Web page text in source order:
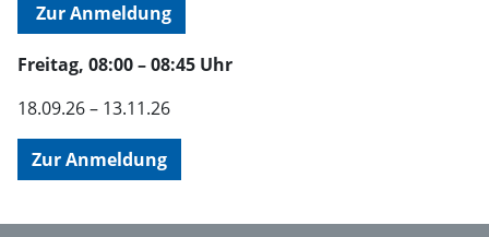
Zur Anmeldung
Freitag, 08:00 – 08:45 Uhr
18.09.26 – 13.11.26
Zur Anmeldung